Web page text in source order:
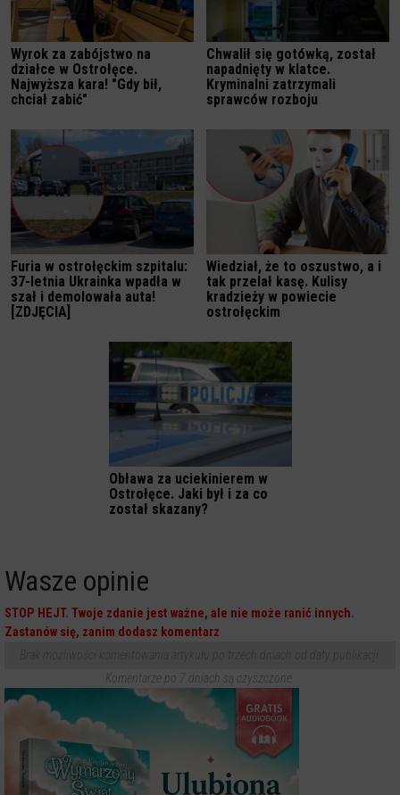
Wyrok za zabójstwo na
działce w Ostrołęce.
Najwyższa kara! "Gdy bił,
chciał zabić"
Chwalił się gotówką, został
napadnięty w klatce.
Kryminalni zatrzymali
sprawców rozboju
Furia w ostrołęckim szpitalu:
37-letnia Ukrainka wpadła w
szał i demolowała auta!
[ZDJĘCIA]
Wiedział, że to oszustwo, a i
tak przelał kasę. Kulisy
kradzieży w powiecie
ostrołęckim
Obława za uciekinierem w
Ostrołęce. Jaki był i za co
został skazany?
Wasze opinie
STOP HEJT. Twoje zdanie jest ważne, ale nie może ranić innych.
Zastanów się, zanim dodasz komentarz
Komentarze po 7 dniach są czyszczone.